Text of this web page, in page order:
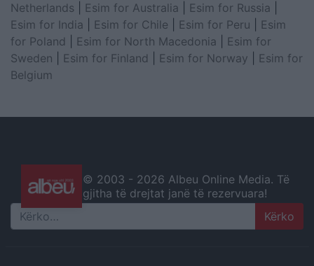
Netherlands
Esim for Australia Esim for Russia
Esim for India
Esim for Chile Esim for Peru
Esim
for Poland
Esim for North Macedonia
Esim for
Sweden
Esim for Finland Esim for Norway
Esim for
Belgium
© 2003 - 2026 Albeu Online Media. Të
gjitha të drejtat janë të rezervuara!
Search